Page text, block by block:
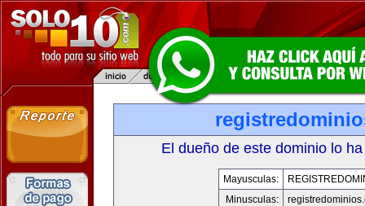
El dueño de este dominio lo
Mayusculas:
Minusculas: